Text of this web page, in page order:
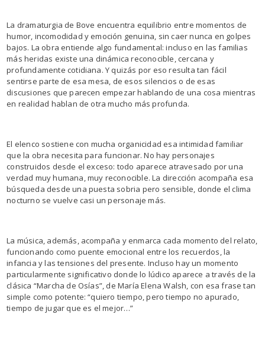
La dramaturgia de Bove encuentra equilibrio entre momentos de
humor, incomodidad y emoción genuina, sin caer nunca en golpes
bajos. La obra entiende algo fundamental: incluso en las familias
más heridas existe una dinámica reconocible, cercana y
profundamente cotidiana. Y quizás por eso resulta tan fácil
sentirse parte de esa mesa, de esos silencios o de esas
discusiones que parecen empezar hablando de una cosa mientras
en realidad hablan de otra mucho más profunda.
El elenco sostiene con mucha organicidad esa intimidad familiar
que la obra necesita para funcionar. No hay personajes
construidos desde el exceso: todo aparece atravesado por una
verdad muy humana, muy reconocible. La dirección acompaña esa
búsqueda desde una puesta sobria pero sensible, donde el clima
nocturno se vuelve casi un personaje más.
La música, además, acompaña y enmarca cada momento del relato,
funcionando como puente emocional entre los recuerdos, la
infancia y las tensiones del presente. Incluso hay un momento
particularmente significativo donde lo lúdico aparece a través de la
clásica “Marcha de Osías”, de María Elena Walsh, con esa frase tan
simple como potente: “quiero tiempo, pero tiempo no apurado,
tiempo de jugar que es el mejor…”